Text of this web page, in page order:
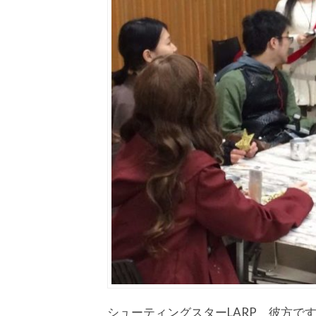
シューティングスターLARP 彼方で